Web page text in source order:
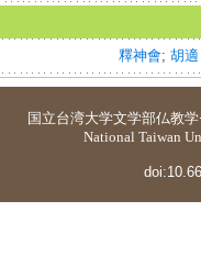
釋神會; 胡適
国立台湾大学文学部仏教
National Taiwan